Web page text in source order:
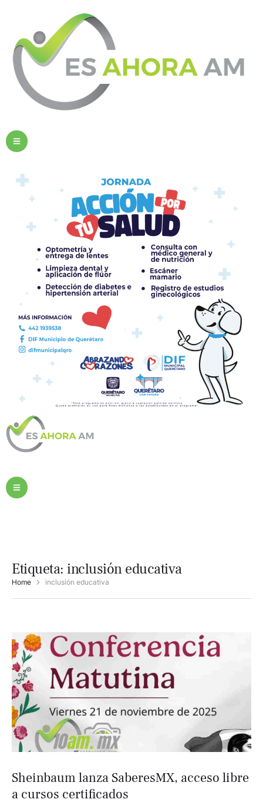
Etiqueta: inclusión educativa
Home inclusión educativa
Sheinbaum lanza SaberesMX, acceso libre
a cursos certificados